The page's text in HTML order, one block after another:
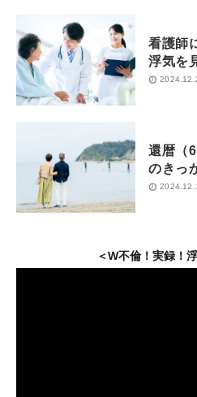
看護師
浮気を
還暦（
のきっ
＜W不倫！実録！